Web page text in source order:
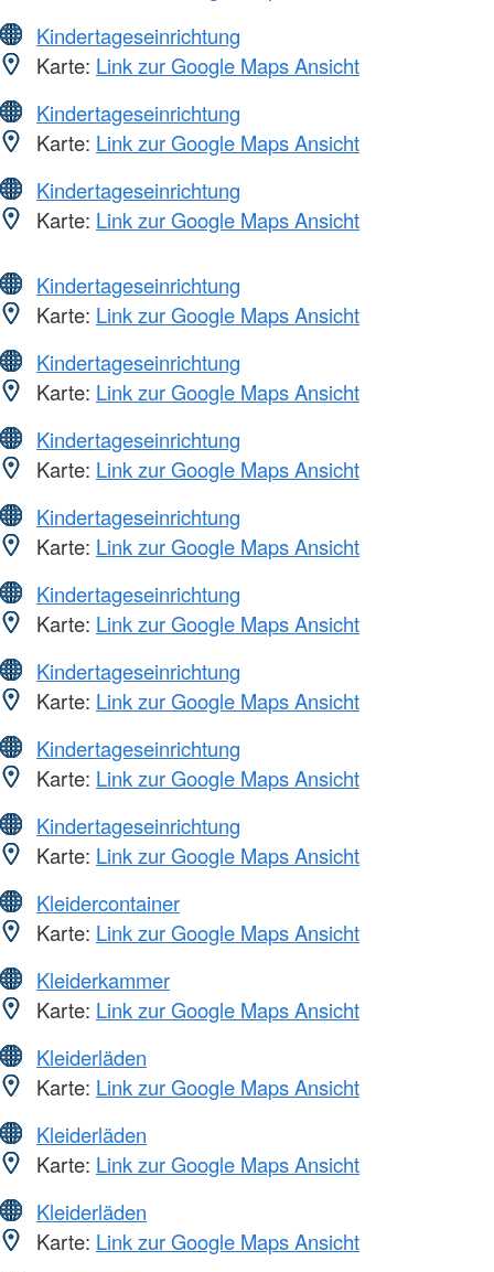
Kindertageseinrichtung
Karte: Link zur Google Maps Ansicht
Kindertageseinrichtung
Karte: Link zur Google Maps Ansicht
Kindertageseinrichtung
Karte: Link zur Google Maps Ansicht
Kindertageseinrichtung
Karte: Link zur Google Maps Ansicht
Kindertageseinrichtung
Karte: Link zur Google Maps Ansicht
Kindertageseinrichtung
Karte: Link zur Google Maps Ansicht
Kindertageseinrichtung
Karte: Link zur Google Maps Ansicht
Kindertageseinrichtung
Karte: Link zur Google Maps Ansicht
Kindertageseinrichtung
Karte: Link zur Google Maps Ansicht
Kindertageseinrichtung
Karte: Link zur Google Maps Ansicht
Kindertageseinrichtung
Karte: Link zur Google Maps Ansicht
Kleidercontainer
Karte: Link zur Google Maps Ansicht
Kleiderkammer
Karte: Link zur Google Maps Ansicht
Kleiderläden
Karte: Link zur Google Maps Ansicht
Kleiderläden
Karte: Link zur Google Maps Ansicht
Kleiderläden
Karte: Link zur Google Maps Ansicht